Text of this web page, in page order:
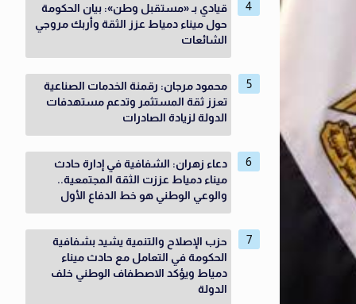
قيادي بـ «مستقبل وطن»: بيان الحكومة
حول ميناء دمياط عزز الثقة وأربك مروجي
الشائعات
محمود مرجان: رقمنة الخدمات الصناعية
تعزز ثقة المستثمر وتدعم مستهدفات
الدولة لزيادة الصادرات
دعاء زهران: الشفافية في إدارة حادث
ميناء دمياط عززت الثقة المجتمعية..
والوعي الوطني هو خط الدفاع الأول
حزب الإصلاح والتنمية يشيد بشفافية
الحكومة في التعامل مع حادث ميناء
دمياط ويؤكد الاصطفاف الوطني خلف
الدولة